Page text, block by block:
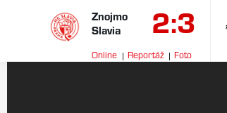
Znojmo
Slavia
2:3
Online Reportáž Foto